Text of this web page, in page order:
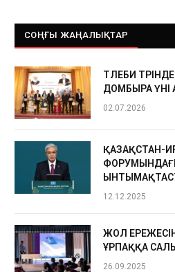
СОҢҒЫ ЖАҢАЛЫҚТАР
ТӨЛЕБИ
ДОМБЫРА ҮНІ
02.07.2026
ҚАЗАҚСТАН-
12.12.2025
ЖОЛ
ҰРПАҚҚА
26.09.2025